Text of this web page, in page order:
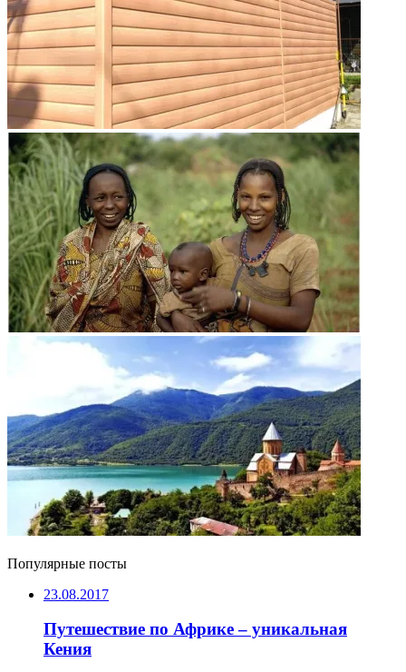
Популярные посты
23.08.2017
Путешествие по Африке – уникальная
Кения